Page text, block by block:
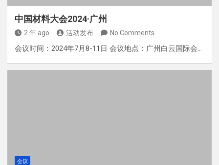
中国材料大会2024·广州
2 年 ago 活动发布 No Comments
会议时间：2024年7月8-11日 会议地点：广州白云国际会…
会议